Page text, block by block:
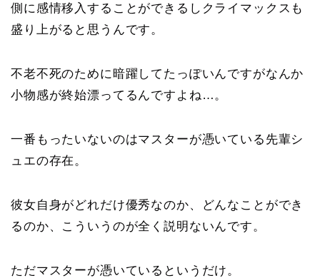
側に感情移入することができるしクライマックスも
盛り上がると思うんです。
不老不死のために暗躍してたっぽいんですがなんか
小物感が終始漂ってるんですよね…。
一番もったいないのはマスターが憑いている先輩シ
ュエの存在。
彼女自身がどれだけ優秀なのか、どんなことができ
るのか、こういうのが全く説明ないんです。
ただマスターが憑いているというだけ。